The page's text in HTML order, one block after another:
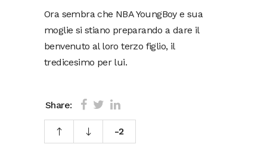
Ora sembra che NBA YoungBoy e sua
moglie si stiano preparando a dare il
benvenuto al loro terzo figlio, il
tredicesimo per lui.
Share:
-2